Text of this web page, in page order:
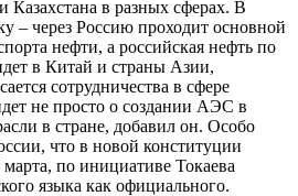
Казахстана в разных сферах. В
– через Россию проходит основной
нефти, а российская нефть по
в Китай и страны Азии,
сотрудничества в сфере
не просто о создании АЭС в
в стране, добавил он. Особо
что в новой конституции
по инициативе Токаева
языка как официального.